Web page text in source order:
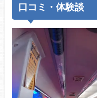
口コミ・体験談